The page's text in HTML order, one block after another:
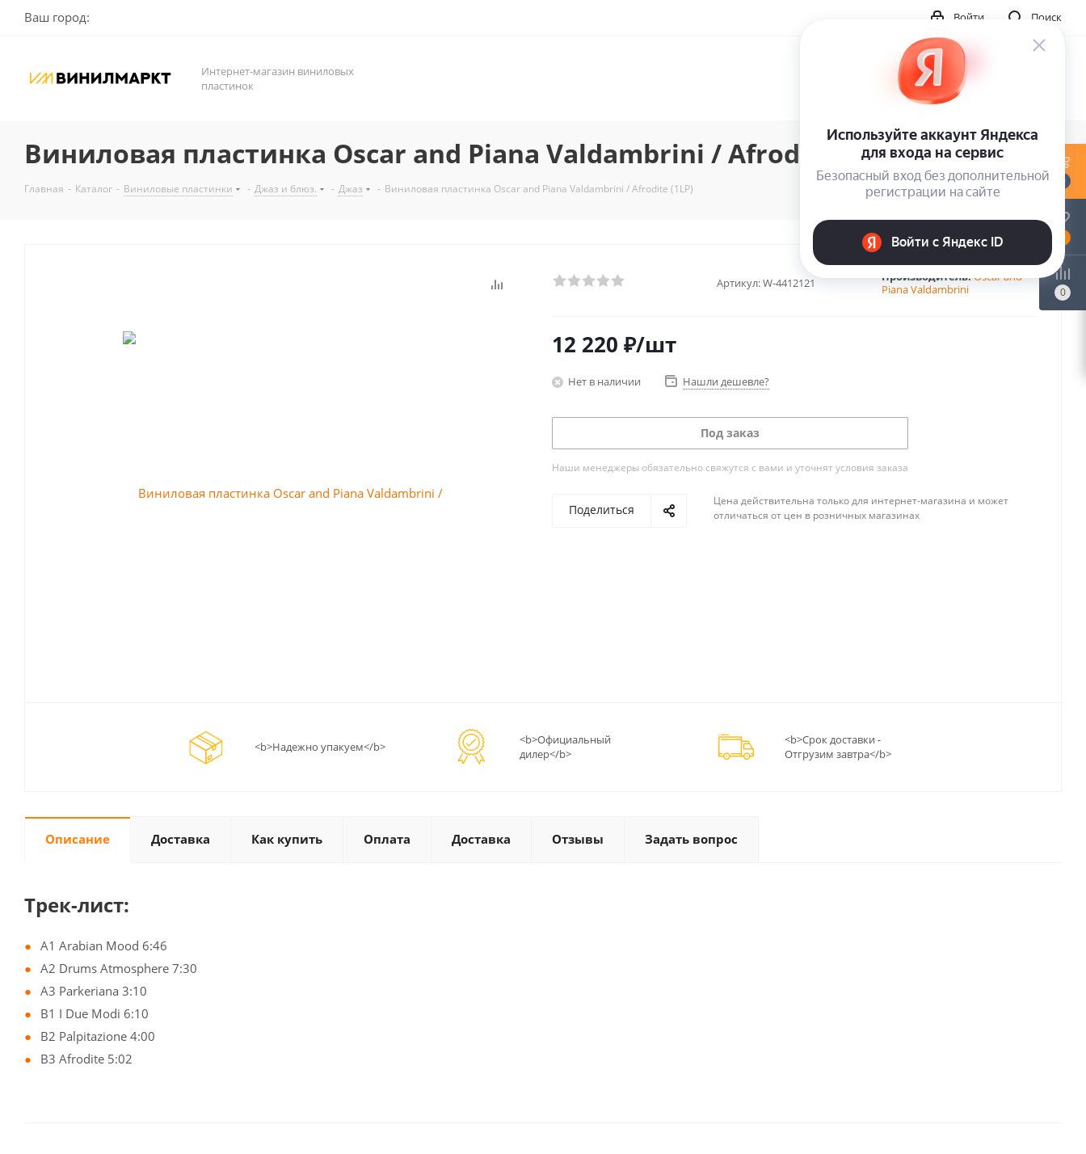
Ваш город: Поиск
Войти
Интернет-магазин виниловых
пластинок
Виниловая пластинка Oscar and Piana Valdambrini / Afrodite (1LP)
Главная - Каталог - Виниловые пластинки - Джаз и блюз. - Джаз - Виниловая пластинка Oscar and Piana Valdambrini / Afrodite (1LP)
Артикул:W-4412121 Производитель:Oscar and
Piana Valdambrini
12 220 ₽/шт
Нет в наличии Нашли дешевле?
Под заказ
Наши менеджеры обязательно свяжутся с вами и уточнят условия заказа
Поделиться
Цена действительна только для интернет-магазина и может
отличаться от цен в розничных магазинах
<b>Надежно упакуем</b>
<b>Официальный
дилер</b>
<b>Срок доставки -
Отгрузим завтра</b>
Описание Доставка Как купить Оплата Доставка Отзывы Задать вопрос
Трек-лист:
A1 Arabian Mood 6:46
A2 Drums Atmosphere 7:30
A3 Parkeriana 3:10
B1 I Due Modi 6:10
B2 Palpitazione 4:00
B3 Afrodite 5:02
0
0
0